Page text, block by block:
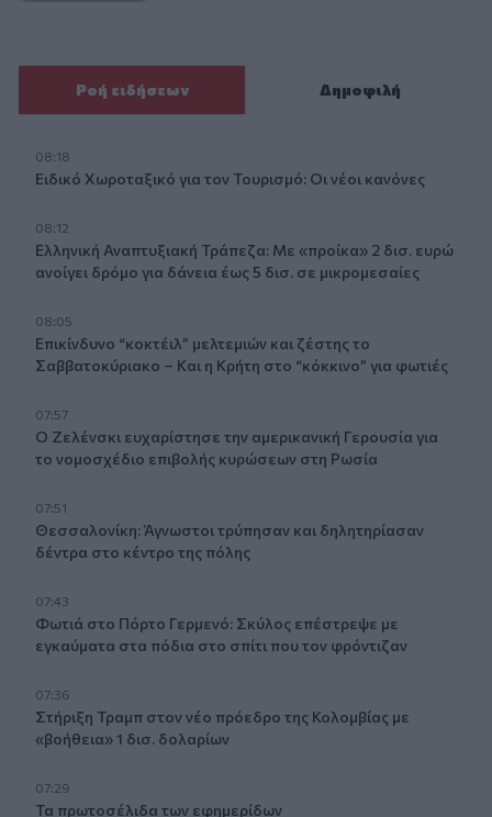
Ροή ειδήσεων Δημοφιλή
08:18
Ειδικό Χωροταξικό για τον Τουρισμό: Οι νέοι κανόνες
08:12
Ελληνική Αναπτυξιακή Τράπεζα: Με «προίκα» 2 δισ. ευρώ
ανοίγει δρόμο για δάνεια έως 5 δισ. σε μικρομεσαίες
08:05
Επικίνδυνο “κοκτέιλ” μελτεμιών και ζέστης το
Σαββατοκύριακο – Και η Κρήτη στο “κόκκινο” για φωτιές
07:57
Ο Ζελένσκι ευχαρίστησε την αμερικανική Γερουσία για
το νομοσχέδιο επιβολής κυρώσεων στη Ρωσία
07:51
Θεσσαλονίκη: Άγνωστοι τρύπησαν και δηλητηρίασαν
δέντρα στο κέντρο της πόλης
07:43
Φωτιά στο Πόρτο Γερμενό: Σκύλος επέστρεψε με
εγκαύματα στα πόδια στο σπίτι που τον φρόντιζαν
07:36
Στήριξη Τραμπ στον νέο πρόεδρο της Κολομβίας με
«βοήθεια» 1 δισ. δολαρίων
07:29
Τα πρωτοσέλιδα των εφημερίδων